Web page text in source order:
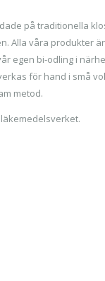
på traditionella
Alla våra produkter är
egen bi-odling i
för hand i små
metod.